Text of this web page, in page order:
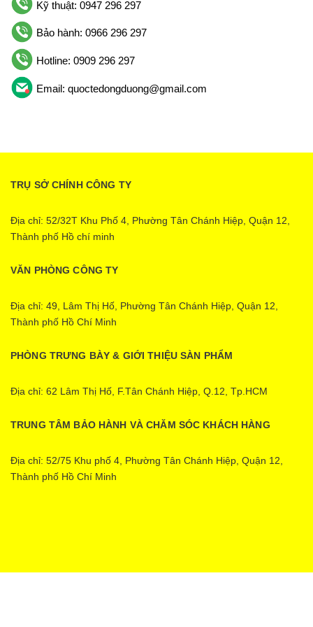
Kỹ thuật: 0947 296 297
Bảo hành: 0966 296 297
Hotline: 0909 296 297
Email: quoctedongduong@gmail.com
TRỤ SỞ CHÍNH CÔNG TY
Địa chỉ: 52/32T Khu Phố 4, Phường Tân Chánh Hiệp, Quận 12,
Thành phố Hồ chí minh
VĂN PHÒNG CÔNG TY
Địa chỉ: 49, Lâm Thị Hố, Phường Tân Chánh Hiệp, Quận 12,
Thành phố Hồ Chí Minh
PHÒNG TRƯNG BÀY & GIỚI THIỆU SÀN PHẨM
Địa chỉ: 62 Lâm Thị Hố, F.Tân Chánh Hiệp, Q.12, Tp.HCM
TRUNG TÂM BẢO HÀNH VÀ CHĂM SÓC KHÁCH HÀNG
Địa chỉ: 52/75 Khu phố 4, Phường Tân Chánh Hiệp, Quận 12,
Thành phố Hồ Chí Minh